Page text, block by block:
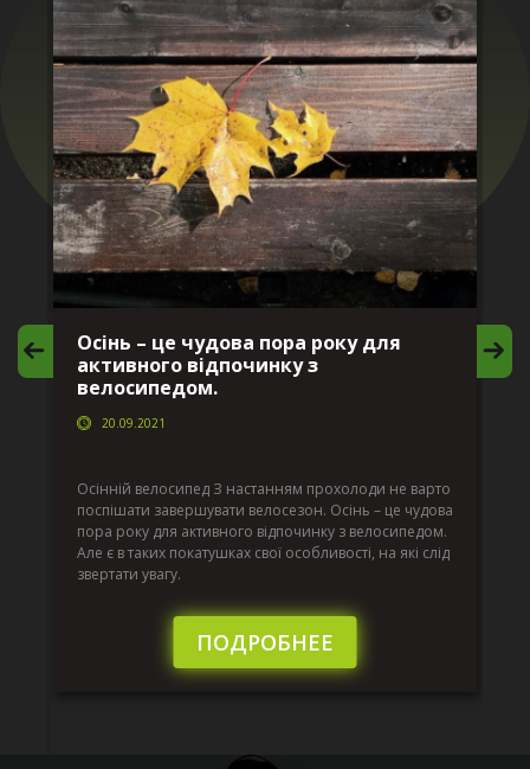
Осінь – це чудова пора року для
активного відпочинку з
велосипедом.
20.09.2021
Осінній велосипед З настанням прохолоди не варто
поспішати завершувати велосезон. Осінь – це чудова
пора року для активного відпочинку з велосипедом.
Але є в таких покатушках свої особливості, на які слід
звертати увагу.
ПОДРОБНЕЕ